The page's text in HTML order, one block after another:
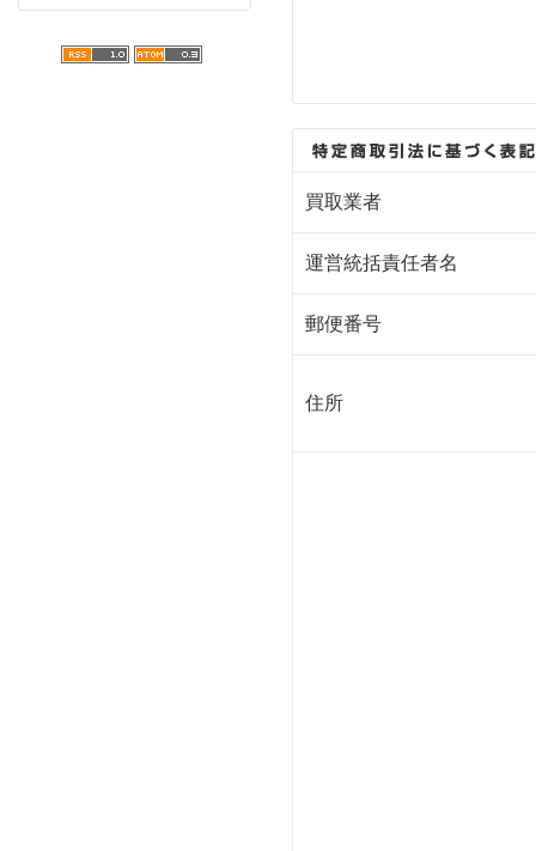
買取業者
運営統括責任者名
郵便番号
住所